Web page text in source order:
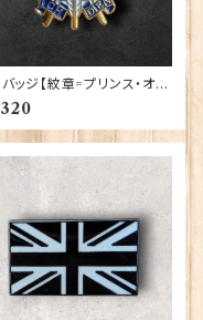
ッジ【紋章=プリンス・オ
ェールズ】 Cadogan 900
11